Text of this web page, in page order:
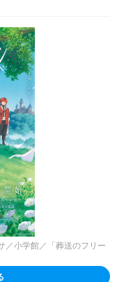
／小学館／「葬送のフリー